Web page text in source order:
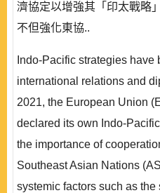
濟協定以增強其「印太戰略
不但強化東協..
Indo-Pacific strategies have
international relations and
2021, the European Union
declared its own Indo-
the importance of
Southeast Asian Nations
systemic factors such as